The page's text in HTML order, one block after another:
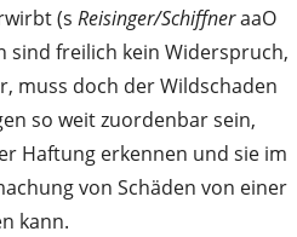
(s Reisinger/SchiffneraaO
sind freilich kein Widerspruch,
muss doch der Wildschaden
so weit zuordenbar sein,
Haftung erkennen und sie im
von Schäden von einer
kann.